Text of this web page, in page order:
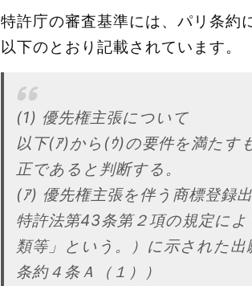
特許庁の審査基準には、パリ条約
以下のとおり記載されています。
(1) 優先権主張について
以下(ｱ)から(ｳ)の要件を満たす
正であると判断する。
(ｱ) 優先権主張を伴う商標登録
特許法第43条第２項の規定に
類等」という。）に示された
条約４条Ａ（１））